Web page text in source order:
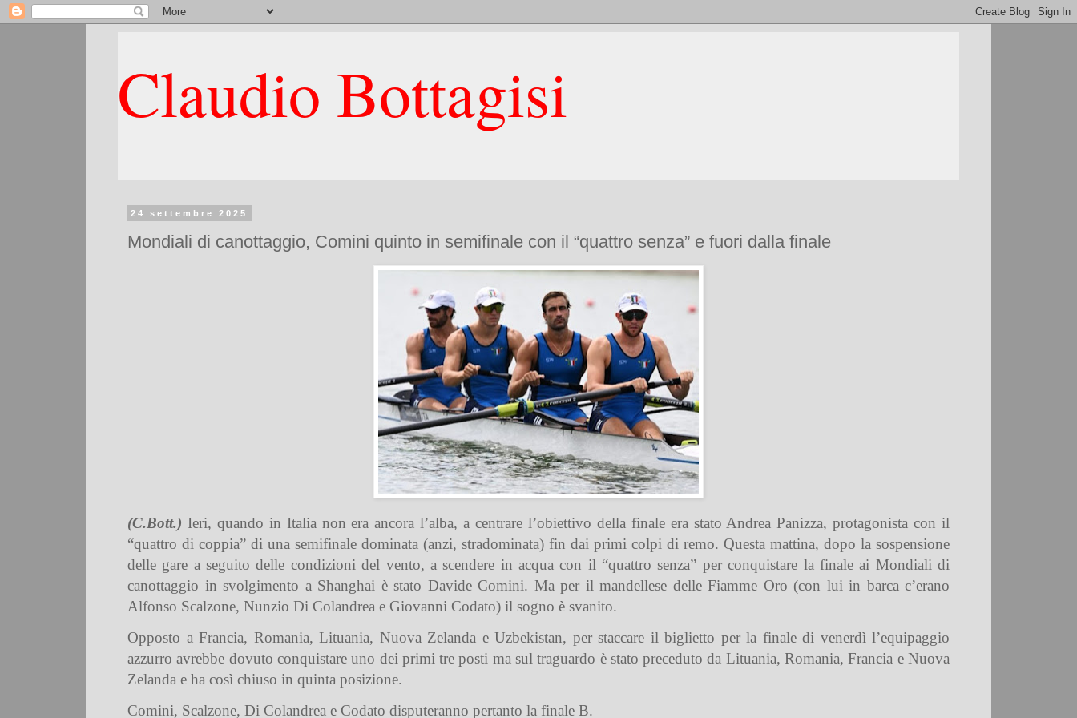
Claudio Bottagisi
24 settembre 2025
Mondiali di canottaggio, Comini quinto in semifinale con il “quattro senza” e fuori dalla finale
(C.Bott.) Ieri, quando in Italia non era ancora l’alba, a centrare l’obiettivo della finale era stato Andrea Panizza, protagonista con il
“quattro di coppia” di una semifinale dominata (anzi, stradominata) fin dai primi colpi di remo. Questa mattina, dopo la sospensione
delle gare a seguito delle condizioni del vento, a scendere in acqua con il “quattro senza” per conquistare la finale ai Mondiali di
canottaggio in svolgimento a Shanghai è stato Davide Comini. Ma per il mandellese delle Fiamme Oro (con lui in barca c’erano
Alfonso Scalzone, Nunzio Di Colandrea e Giovanni Codato) il sogno è svanito.
Opposto a Francia, Romania, Lituania, Nuova Zelanda e Uzbekistan, per staccare il biglietto per la finale di venerdì l’equipaggio
azzurro avrebbe dovuto conquistare uno dei primi tre posti ma sul traguardo è stato preceduto da Lituania, Romania, Francia e Nuova
Zelanda e ha così chiuso in quinta posizione.
Comini, Scalzone, Di Colandrea e Codato disputeranno pertanto la finale B.